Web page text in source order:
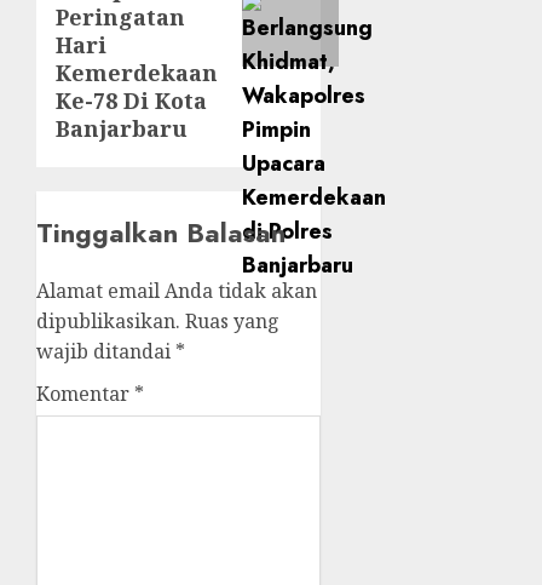
Peringatan
Hari
Kemerdekaan
Ke-78 Di Kota
Banjarbaru
Tinggalkan Balasan
Alamat email Anda tidak akan
dipublikasikan. Ruas yang
wajib ditandai *
Komentar *